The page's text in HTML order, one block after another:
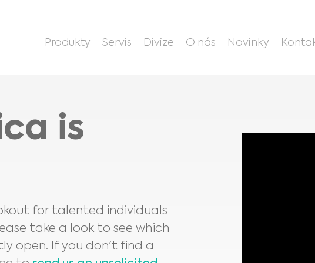
Produkty Servis Divize O nás Novinky
is
for talented individuals
take a look to see which
open. If you don't find a